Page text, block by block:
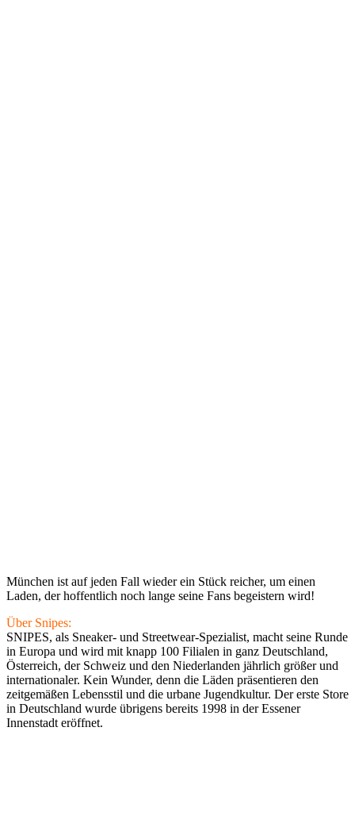
München ist auf jeden Fall wieder ein Stück reicher, um einen
Laden, der hoffentlich noch lange seine Fans begeistern wird!
Über Snipes:
SNIPES, als Sneaker- und Streetwear-Spezialist, macht seine Runde
in Europa und wird mit knapp 100 Filialen in ganz Deutschland,
Österreich, der Schweiz und den Niederlanden jährlich größer und
internationaler. Kein Wunder, denn die Läden präsentieren den
zeitgemäßen Lebensstil und die urbane Jugendkultur. Der erste Store
in Deutschland wurde übrigens bereits 1998 in der Essener
Innenstadt eröffnet.